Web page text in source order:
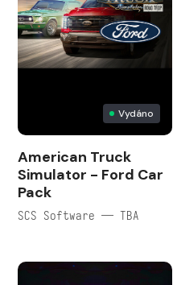
Vydáno
American Truck
Simulator - Ford Car
Pack
SCS Software — TBA